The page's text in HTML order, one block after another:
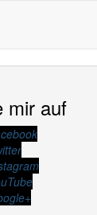
mir auf